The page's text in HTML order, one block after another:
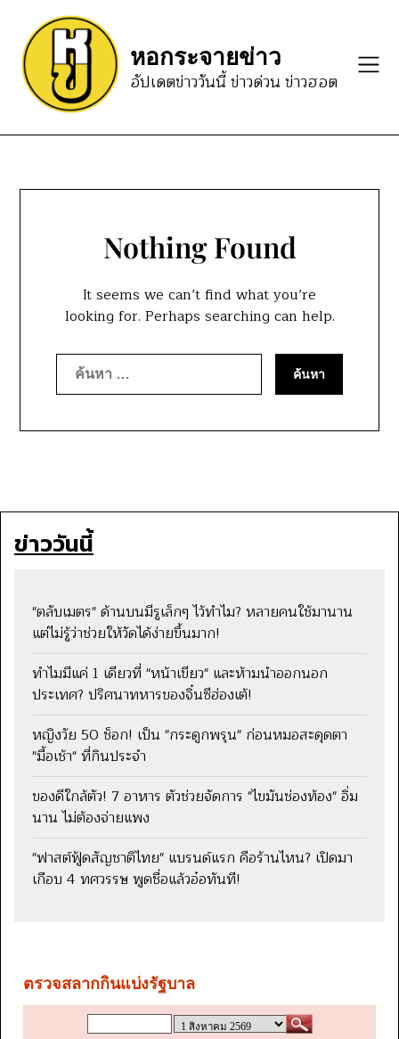
content
หอกระจายข่าว
อัปเดตข่าววันนี้ ข่าวด่วน ข่าวฮอต
Nothing Found
It seems we can’t find what you’re
looking for. Perhaps searching can help.
ค้นหา
สำหรับ:
ข่าววันนี้
"ตลับเมตร" ด้านบนมีรูเล็กๆ ไว้ทำไม? หลายคนใช้มานาน
แต่ไม่รู้ว่าช่วยให้วัดได้ง่ายขึ้นมาก!
ทำไมมีแค่ 1 เดียวที่ "หน้าเขียว" และห้ามนำออกนอก
ประเทศ? ปริศนาทหารของจิ๋นซีฮ่องเต้!
หญิงวัย 50 ช็อก! เป็น "กระดูกพรุน" ก่อนหมอสะดุดตา
"มื้อเช้า" ที่กินประจำ
ของดีใกล้ตัว! 7 อาหาร ตัวช่วยจัดการ "ไขมันช่องท้อง" อิ่ม
นาน ไม่ต้องจ่ายแพง
"ฟาสต์ฟู้ดสัญชาติไทย" แบรนด์แรก คือร้านไหน? เปิดมา
เกือบ 4 ทศวรรษ พูดชื่อแล้วอ๋อทันที!